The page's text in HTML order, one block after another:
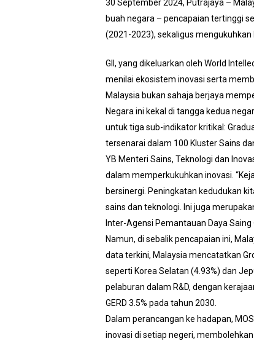
30 September 2024, Putrajaya –
buah negara – pencapaian tertinggi
(2021-2023), sekaligus mengukuhkan
GII, yang dikeluarkan oleh World
menilai ekosistem inovasi serta
Malaysia bukan sahaja berjaya
Negara ini kekal di tangga kedua
untuk tiga sub-indikator kritikal:
tersenarai dalam 100 Kluster Sains
YB Menteri Sains, Teknologi dan
dalam memperkukuhkan inovasi.
bersinergi. Peningkatan kedudukan
sains dan teknologi. Ini juga
Inter-Agensi Pemantauan Daya Saing
Namun, di sebalik pencapaian ini,
data terkini, Malaysia mencatatkan
seperti Korea Selatan (4.93%) dan
pelaburan dalam R&D, dengan
GERD 3.5% pada tahun 2030.
Dalam perancangan ke hadapan,
inovasi di setiap negeri,